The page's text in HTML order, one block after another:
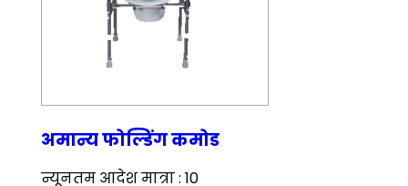
अमान्य फोल्डिंग कमोड
न्यूनतम आदेश मात्रा : 10